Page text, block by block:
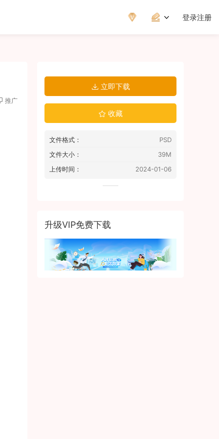
登录注册
推广
立即下载
收藏
文件格式：
PSD
文件大小：
39M
上传时间：
2024-01-06
升级VIP免费下载